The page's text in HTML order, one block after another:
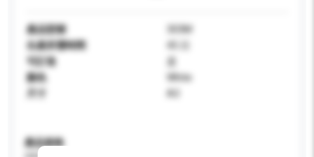
產品型號
303M
生產所需時間
45 日
可訂造
是
顏色
White
A3
產品規格